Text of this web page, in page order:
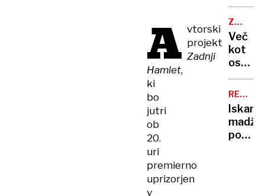
A vtorski
projekt
Zadnji
Hamlet,
ki
bo
jutri
ob
20.
uri
premierno
uprizorjen
v
ima
nov
zabav
SE
JE
Več
kot
let
od
prvih
jasli
AKCIJA
Iskanje